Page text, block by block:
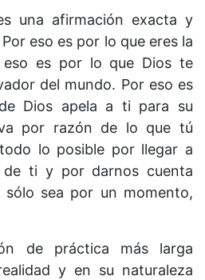
una afirmación exacta y
eso es por lo que eres la
es por lo que Dios te
del mundo. Por eso es
Dios apela a ti para su
por razón de lo que tú
lo posible por llegar a
de ti y por darnos cuenta
sólo sea por un momento,
de práctica más larga
y en su naturaleza